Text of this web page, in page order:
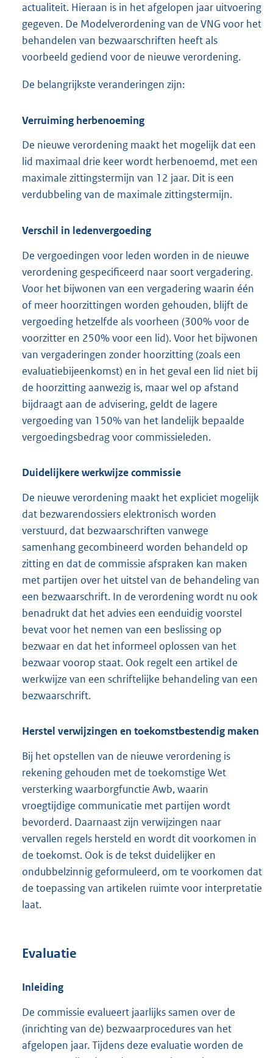
actualiteit. Hieraan is in het afgelopen jaar uitvoering
gegeven. De Modelverordening van de VNG voor het
behandelen van bezwaarschriften heeft als
voorbeeld gediend voor de nieuwe verordening.
De belangrijkste veranderingen zijn:
Verruiming herbenoeming
De nieuwe verordening maakt het mogelijk dat een
lid maximaal drie keer wordt herbenoemd, met een
maximale zittingstermijn van 12 jaar. Dit is een
verdubbeling van de maximale zittingstermijn.
Verschil in ledenvergoeding
De vergoedingen voor leden worden in de nieuwe
verordening gespecificeerd naar soort vergadering.
Voor het bijwonen van een vergadering waarin één
of meer hoorzittingen worden gehouden, blijft de
vergoeding hetzelfde als voorheen (300% voor de
voorzitter en 250% voor een lid). Voor het bijwonen
van vergaderingen zonder hoorzitting (zoals een
evaluatiebijeenkomst) en in het geval een lid niet bij
de hoorzitting aanwezig is, maar wel op afstand
bijdraagt aan de advisering, geldt de lagere
vergoeding van 150% van het landelijk bepaalde
vergoedingsbedrag voor commissieleden.
Duidelijkere werkwijze commissie
De nieuwe verordening maakt het expliciet mogelijk
dat bezwarendossiers elektronisch worden
verstuurd, dat bezwaarschriften vanwege
samenhang gecombineerd worden behandeld op
zitting en dat de commissie afspraken kan maken
met partijen over het uitstel van de behandeling van
een bezwaarschrift. In de verordening wordt nu ook
benadrukt dat het advies een eenduidig voorstel
bevat voor het nemen van een beslissing op
bezwaar en dat het informeel oplossen van het
bezwaar voorop staat. Ook regelt een artikel de
werkwijze van een schriftelijke behandeling van een
bezwaarschrift.
Herstel verwijzingen en toekomstbestendig maken
Bij het opstellen van de nieuwe verordening is
rekening gehouden met de toekomstige Wet
versterking waarborgfunctie Awb, waarin
vroegtijdige communicatie met partijen wordt
bevorderd. Daarnaast zijn verwijzingen naar
vervallen regels hersteld en wordt dit voorkomen in
de toekomst. Ook is de tekst duidelijker en
ondubbelzinnig geformuleerd, om te voorkomen dat
de toepassing van artikelen ruimte voor interpretatie
laat.
Evaluatie
Inleiding
De commissie evalueert jaarlijks samen over de
(inrichting van de) bezwaarprocedures van het
afgelopen jaar. Tijdens deze evaluatie worden de